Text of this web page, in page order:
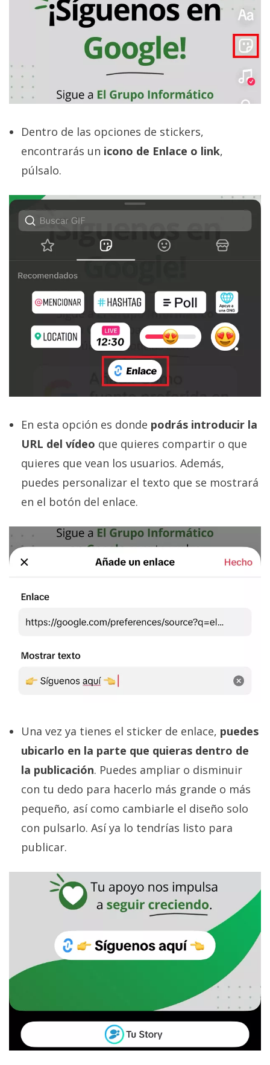
Dentro de las opciones de stickers,
encontrarás un icono de Enlace o link,
púlsalo.
En esta opción es donde podrás introducir la
URL del vídeo que quieres compartir o que
quieres que vean los usuarios. Además,
puedes personalizar el texto que se mostrará
en el botón del enlace.
Una vez ya tienes el sticker de enlace, puedes
ubicarlo en la parte que quieras dentro de
la publicación. Puedes ampliar o disminuir
con tu dedo para hacerlo más grande o más
pequeño, así como cambiarle el diseño solo
con pulsarlo. Así ya lo tendrías listo para
publicar.